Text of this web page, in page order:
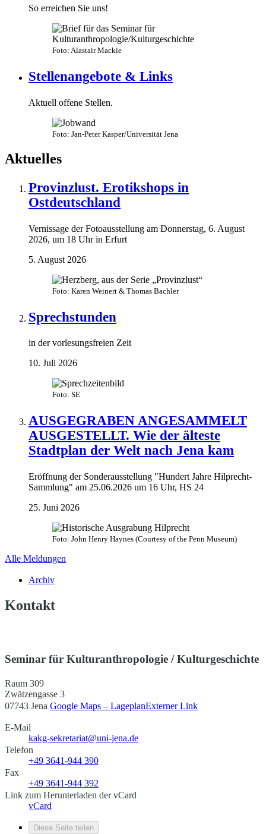
So erreichen Sie uns!
Foto: Alastair Mackie
Stellenangebote & Links
Aktuell offene Stellen.
Foto: Jan-Peter Kasper/Universität Jena
Aktuelles
Provinzlust. Erotikshops in
Ostdeutschland
Vernissage der Fotoausstellung am Donnerstag, 6. August
2026, um 18 Uhr in Erfurt
5. August 2026
Foto: Karen Weinert & Thomas Bachler
Sprechstunden
in der vorlesungsfreien Zeit
10. Juli 2026
Foto: SE
AUSGEGRABEN ANGESAMMELT
AUSGESTELLT. Wie der älteste
Stadtplan der Welt nach Jena kam
Eröffnung der Sonderausstellung "Hundert Jahre Hilprecht-
Sammlung" am 25.06.2026 um 16 Uhr, HS 24
25. Juni 2026
Foto: John Henry Haynes (Courtesy of the Penn Museum)
Alle Meldungen
Archiv
Kontakt
Seminar für Kulturanthropologie / Kulturgeschichte
Raum 309
Zwätzengasse 3
07743 Jena Google Maps – LageplanExterner Link
E-Mail
kakg-sekretariat@uni-jena.de
Telefon
+49 3641-944 390
Fax
+49 3641-944 392
Link zum Herunterladen der vCard
vCard
Diese Seite teilen